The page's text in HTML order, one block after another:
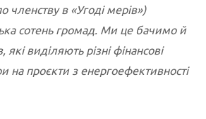
членству в «Угоді мерів»)
сотень громад. Ми це бачимо й
які виділяють різні фінансові
на проєкти з енергоефективності